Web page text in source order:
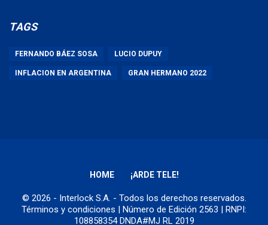
TAGS
FERNANDO BÁEZ SOSA LUCIO DUPUY
INFLACION EN ARGENTINA GRAN HERMANO 2022
HOME ¡ARDE TELE!
© 2026 - Interlock S.A. - Todos los derechos reservados.
Términos y condiciones | Número de Edición 2563 | RNPI:
108858354 DNDA#MJ RL 2019